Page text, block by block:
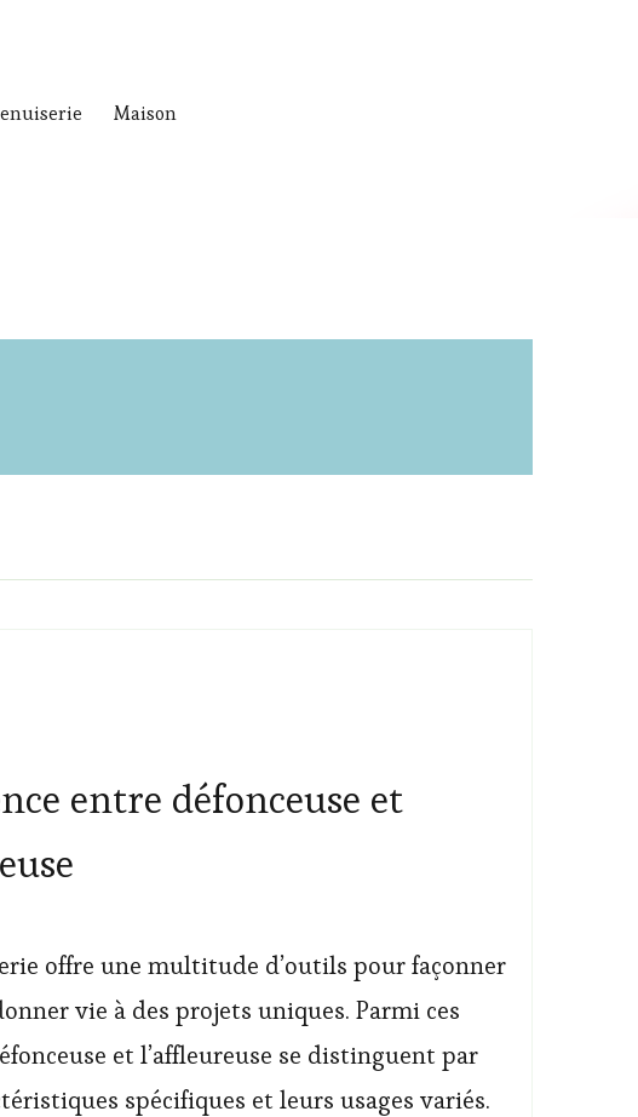
Maison
entre défonceuse et
offre une multitude d’outils pour façonner
vie à des projets uniques. Parmi ces
et l’affleureuse se distinguent par
spécifiques et leurs usages variés.